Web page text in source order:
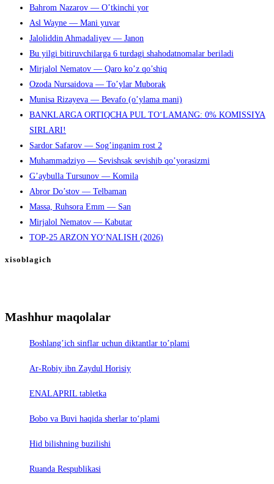
Bahrom Nazarov — O’tkinchi yor
Asl Wayne — Mani yuvar
Jaloliddin Ahmadaliyev — Janon
Bu yilgi bitiruvchilarga 6 turdagi shahodatnomalar beriladi
Mirjalol Nematov — Qaro ko’z qo’shiq
Ozoda Nursaidova — To’ylar Muborak
Munisa Rizayeva — Bevafo (o’ylama mani)
BANKLARGA ORTIQCHA PUL TO‘LAMANG: 0% KOMISSIYA
SIRLARI!
Sardor Safarov — Sog’inganim rost 2
Muhammadziyo — Sevishsak sevishib qo’yorasizmi
G’aybulla Tursunov — Komila
Abror Do’stov — Telbaman
Massa, Ruhsora Emm — San
Mirjalol Nematov — Kabutar
TOP-25 ARZON YO‘NALISH (2026)
xisoblagich
Mashhur maqolalar
Boshlang’ich sinflar uchun diktantlar to’plami
Ar-Robiy ibn Zaydul Horisiy
ENALAPRIL tabletka
Bobo va Buvi haqida sherlar to‘plami
Hid bilishning buzilishi
Ruanda Respublikasi